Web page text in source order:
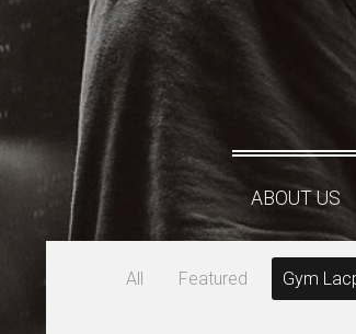
ABOUT US
All Featured Gym